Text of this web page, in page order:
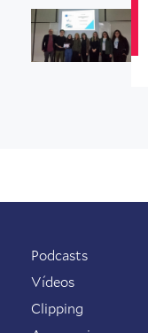
Podcasts
Vídeos
Clipping